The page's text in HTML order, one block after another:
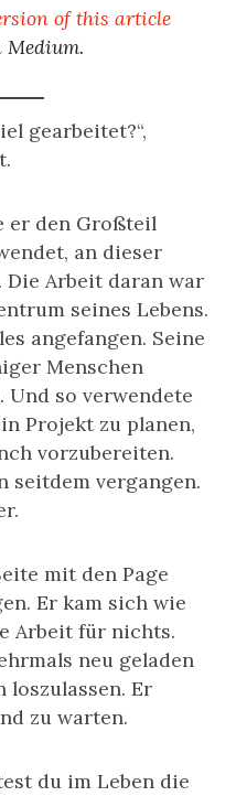
of this article
Medium.
gearbeitet?“,
er den Großteil
an dieser
Die Arbeit daran war
seines Lebens.
angefangen. Seine
Menschen
so verwendete
Projekt zu planen,
vorzubereiten.
seitdem vergangen.
mit den Page
Er kam sich wie
Arbeit für nichts.
neu geladen
loszulassen. Er
zu warten.
du im Leben die